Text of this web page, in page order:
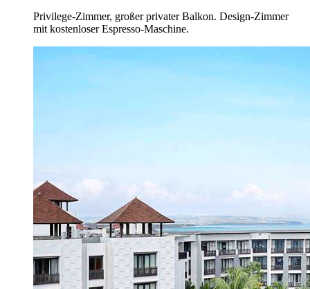
Privilege-Zimmer, großer privater Balkon. Design-Zimmer
mit kostenloser Espresso-Maschine.